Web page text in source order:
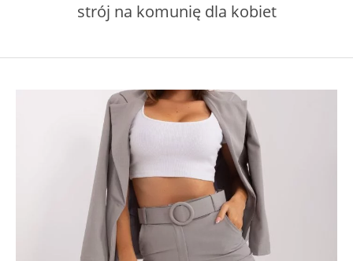
strój na komunię dla kobiet